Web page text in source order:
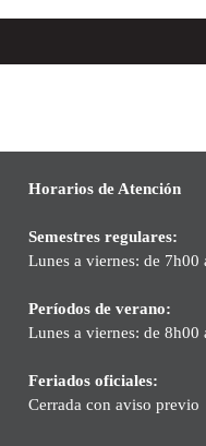
Horarios de Atención
Semestres regulares:
Lunes a viernes: de 7h00
Períodos de verano:
Lunes a viernes: de 8h00
Feriados oficiales:
Cerrada con aviso previo